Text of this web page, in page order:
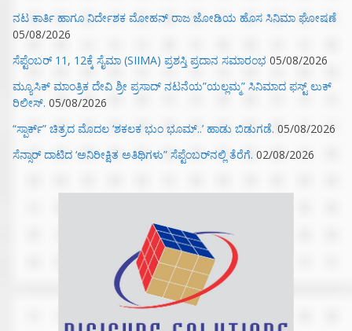
ನಟ ಕಾರ್ತಿ ಹಾಗೂ ನಿರ್ದೇಶಕ ಮೋಹನ್ ರಾಜ ಜೋಡಿಯ ಹೊಸ ಸಿನಿಮಾ ಘೋಷಣೆ
05/08/2026
ಸೆಪ್ಟೆಂಬರ್ 11, 12ಕ್ಕೆ ಸೈಮಾ (SIIMA) ಪ್ರಶಸ್ತಿ ಪ್ರದಾನ ಸಮಾರಂಭ 05/08/2026
ಮ್ಯೂಸಿಕ್‌ ಮಾಂತ್ರಿಕ ದೇವಿ ಶ್ರೀ ಪ್ರಸಾದ್ ನಟನೆಯ”ಯಲ್ಲಮ್ಮ” ಸಿನಿಮಾದ ಫಸ್ಟ್‌ ಲುಕ್‌
ರಿಲೀಸ್. 05/08/2026
“ಸ್ಪಾರ್ಕ್” ಚಿತ್ರದ ಮೊದಲ‌ ‘ಶಕಲಕ ಭುಂ‌ ಭೂಮ್..’ ಹಾಡು ಬಿಡುಗಡೆ. 05/08/2026
ಸೆನ್ಸಾರ್ ದಾಟಿದ ‘ಅನಿರೀಕ್ಷಿತ ಅತಿಥಿಗಳು” ಸೆಪ್ಟೆಂಬರ್‌ನಲ್ಲಿ ತೆರೆಗೆ. 02/08/2026